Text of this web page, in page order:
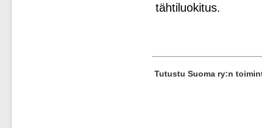
tähtiluokitus.
Tutustu Suoma ry:n